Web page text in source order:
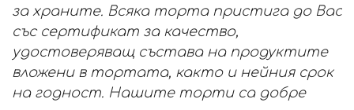
за храните. Всяка торта пристига до Вас
със сертификат за качество,
удостоверяващ състава на продуктите
вложени в тортата, както и нейния срок
на годност. Нашите торти са добре